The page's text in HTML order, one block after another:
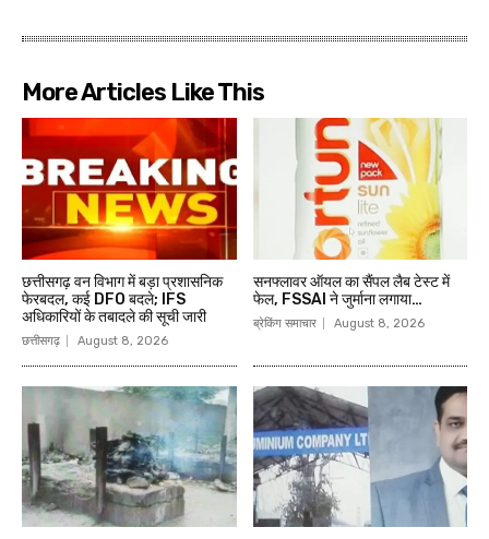
More Articles Like This
छत्तीसगढ़ वन विभाग में बड़ा प्रशासनिक
फेरबदल, कई DFO बदले; IFS
अधिकारियों के तबादले की सूची जारी
छत्तीसगढ़ August 8, 2026
सनफ्लावर ऑयल का सैंपल लैब टेस्ट में
फेल, FSSAI ने जुर्माना लगाया…
ब्रेकिंग समाचार August 8, 2026